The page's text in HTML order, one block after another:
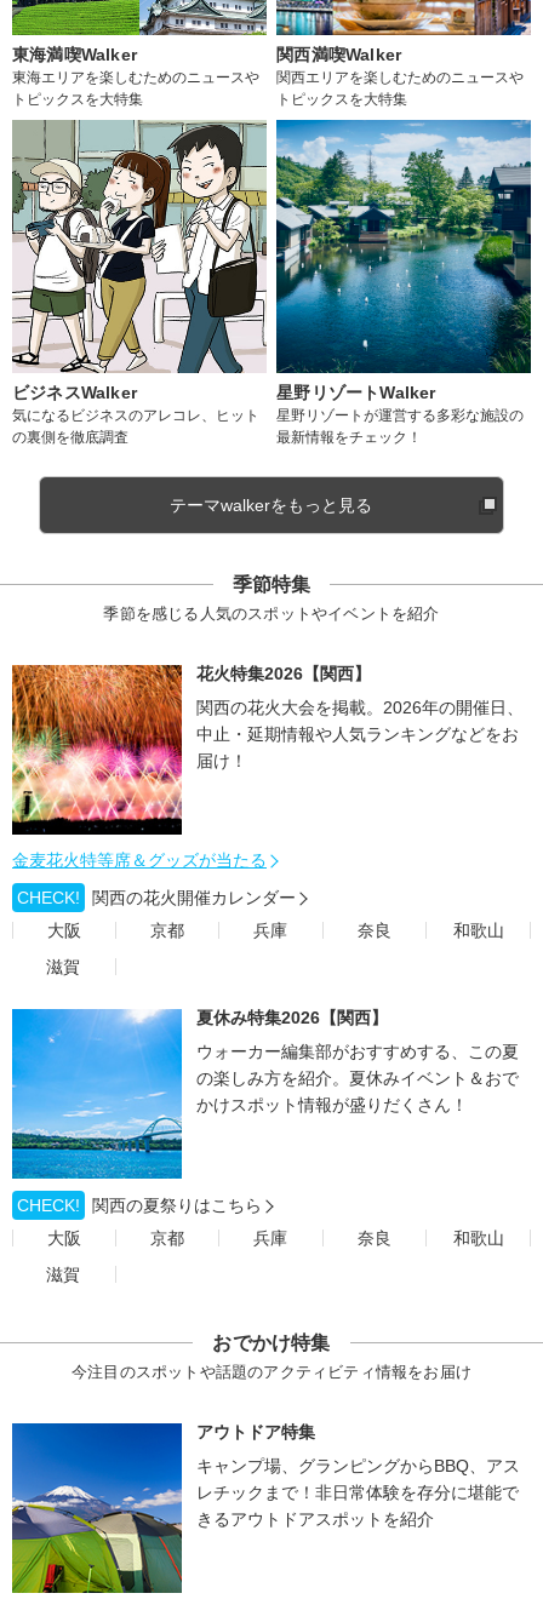
東海満喫Walker
東海エリアを楽しむためのニュースや
トピックスを大特集
関西満喫Walker
関西エリアを楽しむためのニュースや
トピックスを大特集
ビジネスWalker
気になるビジネスのアレコレ、ヒット
の裏側を徹底調査
星野リゾートWalker
星野リゾートが運営する多彩な施設の
最新情報をチェック！
テーマwalkerをもっと見る
季節特集
季節を感じる人気のスポットやイベントを紹介
花火特集2026【関西】
関西の花火大会を掲載。2026年の開催日、
中止・延期情報や人気ランキングなどをお
届け！
金麦花火特等席＆グッズが当たる
CHECK!
関西の花火開催カレンダー
大阪
京都 兵庫 奈良
和歌山
滋賀
夏休み特集2026【関西】
ウォーカー編集部がおすすめする、この夏
の楽しみ方を紹介。夏休みイベント＆おで
かけスポット情報が盛りだくさん！
CHECK!
関西の夏祭りはこちら
大阪
京都 兵庫 奈良
和歌山
滋賀
おでかけ特集
今注目のスポットや話題のアクティビティ情報をお届け
アウトドア特集
キャンプ場、グランピングからBBQ、アス
レチックまで！非日常体験を存分に堪能で
きるアウトドアスポットを紹介